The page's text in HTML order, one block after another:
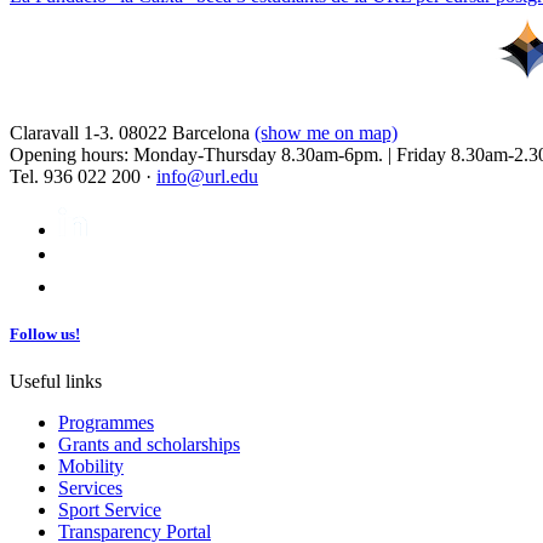
Claravall 1-3. 08022 Barcelona (show me on map)
Opening hours: Monday-Thursday 8.30am-6pm. | Friday 8.30am-
Tel. 936 022 200 · info@url.edu
Follow us!
Useful links
Programmes
Grants and scholarships
Mobility
Services
Sport Service
Transparency Portal